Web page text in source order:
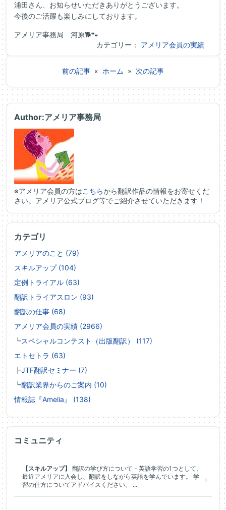
浦田さん、お知らせいただきありがとうございます。
今後のご活躍も楽しみにしております。
アメリア事務局 河原🐕🐾
カテゴリー： アメリア会員の実績
前の記事 « ホーム » 次の記事
Author:アメリア事務局
※アメリア会員の方はこちらから翻訳作品の情報をお寄せくだ
さい。アメリア公式ブログ等でご紹介させていただきます！
カテゴリ
アメリアのこと (79)
スキルアップ (104)
定例トライアル (63)
翻訳トライアスロン (93)
翻訳の仕事 (68)
アメリア会員の実績 (2966)
┗スペシャルコンテスト（出版翻訳） (117)
エトセトラ (63)
┣JTF翻訳セミナー (7)
┗翻訳業界からのご案内 (10)
情報誌『Amelia』 (138)
コミュニティ
【スキルアップ】
翻訳の学び方について - 英語学習の1つとして、
最近アメリアに入会し、翻訳をしながら英語を学んでいます。 学
習の仕方についてアドバイスください。 ...